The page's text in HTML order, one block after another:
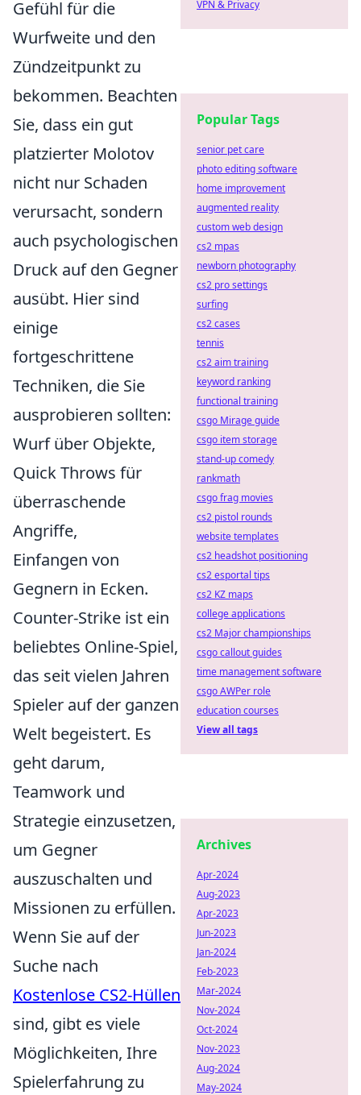
Gefühl für die
Wurfweite und den
Zündzeitpunkt zu
bekommen. Beachten
Sie, dass ein gut
platzierter Molotov
nicht nur Schaden
verursacht, sondern
auch psychologischen
Druck auf den Gegner
ausübt. Hier sind
einige
fortgeschrittene
Techniken, die Sie
ausprobieren sollten:
Wurf über Objekte,
Quick Throws für
überraschende
Angriffe,
Einfangen von
Gegnern in Ecken.
Counter-Strike ist ein
beliebtes Online-Spiel,
das seit vielen Jahren
Spieler auf der ganzen
Welt begeistert. Es
geht darum,
Teamwork und
Strategie einzusetzen,
um Gegner
auszuschalten und
Missionen zu erfüllen.
Wenn Sie auf der
Suche nach
Kostenlose CS2-Hüllen
sind, gibt es viele
Möglichkeiten, Ihre
Spielerfahrung zu
VPN & Privacy
Popular Tags
senior pet care
photo editing software
home improvement
augmented reality
custom web design
cs2 mpas
newborn photography
cs2 pro settings
surfing
cs2 cases
tennis
cs2 aim training
keyword ranking
functional training
csgo Mirage guide
csgo item storage
stand-up comedy
rankmath
csgo frag movies
cs2 pistol rounds
website templates
cs2 headshot positioning
cs2 esportal tips
cs2 KZ maps
college applications
cs2 Major championships
csgo callout guides
time management software
csgo AWPer role
education courses
View all tags
Archives
Apr-2024
Aug-2023
Apr-2023
Jun-2023
Jan-2024
Feb-2023
Mar-2024
Nov-2024
Oct-2024
Nov-2023
Aug-2024
May-2024